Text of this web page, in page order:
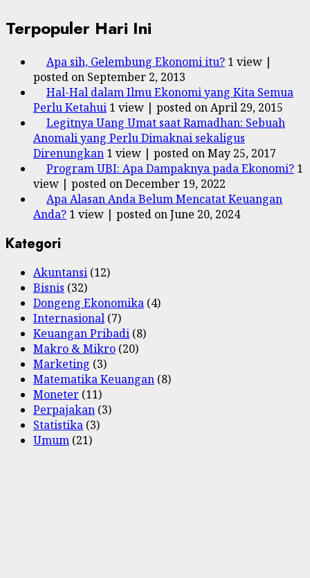
Terpopuler Hari Ini
Apa sih, Gelembung Ekonomi itu? 1 view |
posted on September 2, 2013
Hal-Hal dalam Ilmu Ekonomi yang Kita Semua
Perlu Ketahui 1 view | posted on April 29, 2015
Legitnya Uang Umat saat Ramadhan: Sebuah
Anomali yang Perlu Dimaknai sekaligus
Direnungkan 1 view | posted on May 25, 2017
Program UBI: Apa Dampaknya pada Ekonomi? 1
view | posted on December 19, 2022
Apa Alasan Anda Belum Mencatat Keuangan
Anda? 1 view | posted on June 20, 2024
Kategori
Akuntansi (12)
Bisnis (32)
Dongeng Ekonomika (4)
Internasional (7)
Keuangan Pribadi (8)
Makro & Mikro (20)
Marketing (3)
Matematika Keuangan (8)
Moneter (11)
Perpajakan (3)
Statistika (3)
Umum (21)